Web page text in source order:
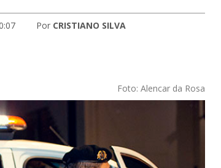
Por CRISTIANO SILVA
Foto: Alencar da Rosa